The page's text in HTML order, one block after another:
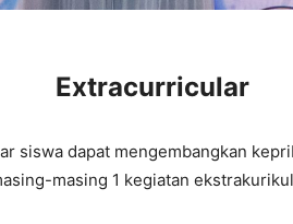
Extracurricular
siswa dapat mengembangkan
masing 1 kegiatan